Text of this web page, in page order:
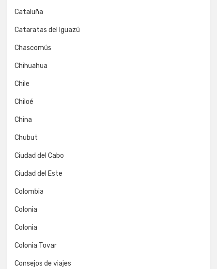
Cataluña
Cataratas del Iguazú
Chascomús
Chihuahua
Chile
Chiloé
China
Chubut
Ciudad del Cabo
Ciudad del Este
Colombia
Colonia
Colonia
Colonia Tovar
Consejos de viajes